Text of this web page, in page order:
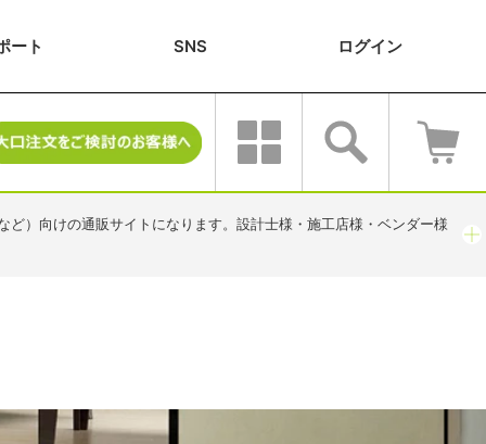
ート SNS ログイン
）向けの通販サイトになります。設計士様・施工店様・ベンダー様